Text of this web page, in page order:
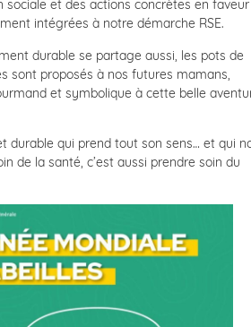
sociale et des actions concrètes en
intégrées à notre démarche RSE.
durable se partage aussi, les pots de
sont proposés à nos futures mamans,
et symbolique à cette belle
durable qui prend tout son sens… et qui
de la santé, c’est aussi prendre soin du